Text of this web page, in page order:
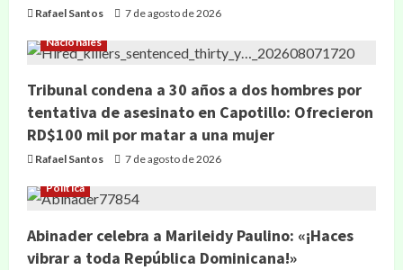
Rafael Santos 7 de agosto de 2026
Nacionales
Tribunal condena a 30 años a dos hombres por
tentativa de asesinato en Capotillo: Ofrecieron
RD$100 mil por matar a una mujer
Rafael Santos 7 de agosto de 2026
Política
Abinader celebra a Marileidy Paulino: «¡Haces
vibrar a toda República Dominicana!»